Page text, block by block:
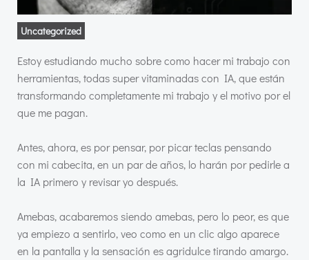
Uncategorized
Estoy estudiando mucho sobre como hacer mi trabajo con
herramientas, todas super vitaminadas con IA, que están
transformando completamente mi trabajo y el motivo por el
que me pagan.
Antes, ahora, es por pensar, por picar teclas pensando
con mi cabecita, en un par de años, lo harán por pedirle a
la IA primero y revisar yo después.
Amebas, acabaremos siendo amebas, pero lo peor, es que
ya empiezo a sentirlo, veo como en un clic algo aparece
en la pantalla y la sensación es agridulce tirando amargo.